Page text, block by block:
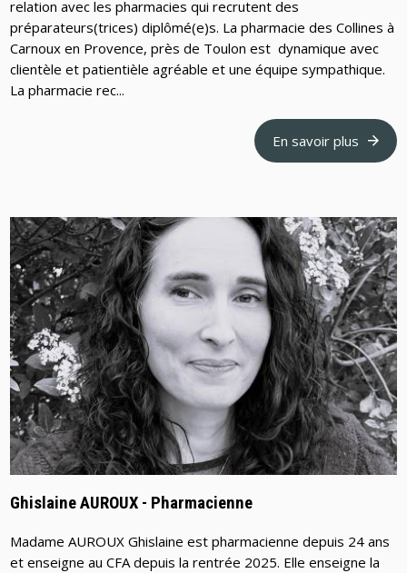
relation avec les pharmacies qui recrutent des
préparateurs(trices) diplômé(e)s. La pharmacie des Collines à
Carnoux en Provence, près de Toulon est dynamique avec
clientèle et patientièle agréable et une équipe sympathique.
La pharmacie rec...
En savoir plus
Ghislaine AUROUX - Pharmacienne
Madame AUROUX Ghislaine est pharmacienne depuis 24 ans
et enseigne au CFA depuis la rentrée 2025. Elle enseigne la